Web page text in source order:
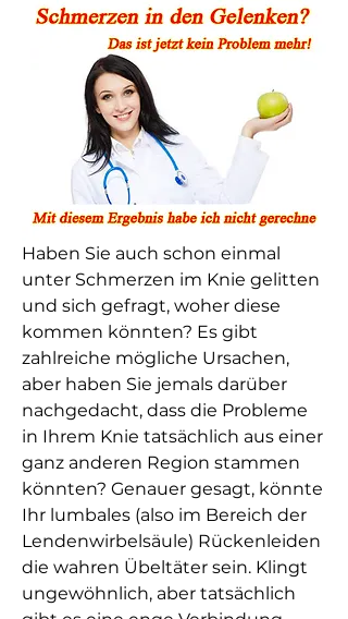
Haben Sie auch schon einmal
unter Schmerzen im Knie gelitten
und sich gefragt, woher diese
kommen könnten? Es gibt
zahlreiche mögliche Ursachen,
aber haben Sie jemals darüber
nachgedacht, dass die Probleme
in Ihrem Knie tatsächlich aus einer
ganz anderen Region stammen
könnten? Genauer gesagt, könnte
Ihr lumbales (also im Bereich der
Lendenwirbelsäule) Rückenleiden
die wahren Übeltäter sein. Klingt
ungewöhnlich, aber tatsächlich